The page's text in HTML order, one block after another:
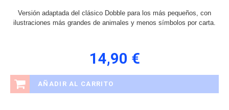
Versión adaptada del clásico Dobble para los más pequeños, con
ilustraciones más grandes de animales y menos símbolos por carta.
14,90 €
AÑADIR AL CARRITO